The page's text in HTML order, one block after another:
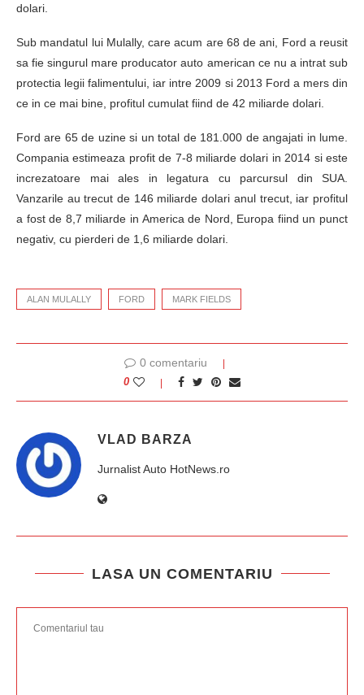
dolari.
Sub mandatul lui Mulally, care acum are 68 de ani, Ford a reusit
sa fie singurul mare producator auto american ce nu a intrat sub
protectia legii falimentului, iar intre 2009 si 2013 Ford a mers din
ce in ce mai bine, profitul cumulat fiind de 42 miliarde dolari.
Ford are 65 de uzine si un total de 181.000 de angajati in lume.
Compania estimeaza profit de 7-8 miliarde dolari in 2014 si este
increzatoare mai ales in legatura cu parcursul din SUA.
Vanzarile au trecut de 146 miliarde dolari anul trecut, iar profitul
a fost de 8,7 miliarde in America de Nord, Europa fiind un punct
negativ, cu pierderi de 1,6 miliarde dolari.
ALAN MULALLY FORD MARK FIELDS
0 comentariu
0
VLAD BARZA
Jurnalist Auto HotNews.ro
LASA UN COMENTARIU